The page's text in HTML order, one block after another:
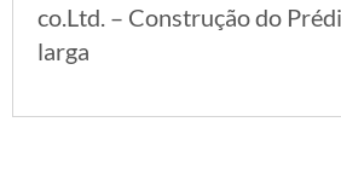
co.Ltd. – Construção do
larga